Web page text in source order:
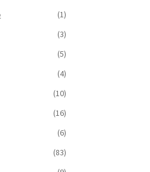
(1)
(3)
(5)
(4)
(10)
(16)
(6)
(83)